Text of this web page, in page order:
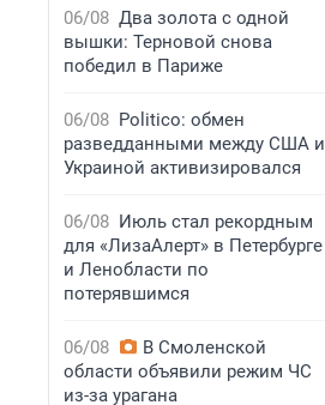
06/08 Два золота с одной
вышки: Терновой снова
победил в Париже
06/08 Politico: обмен
разведданными между США и
Украиной активизировался
06/08 Июль стал рекордным
для «ЛизаАлерт» в Петербурге
и Ленобласти по
потерявшимся
06/08
В Смоленской
области объявили режим ЧС
из-за урагана